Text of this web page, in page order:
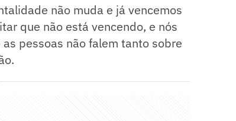
não muda e já vencemos
que não está vencendo, e nós
pessoas não falem tanto sobre